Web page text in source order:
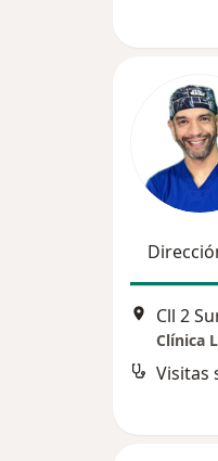
Cll 2
Clínica
Visitas